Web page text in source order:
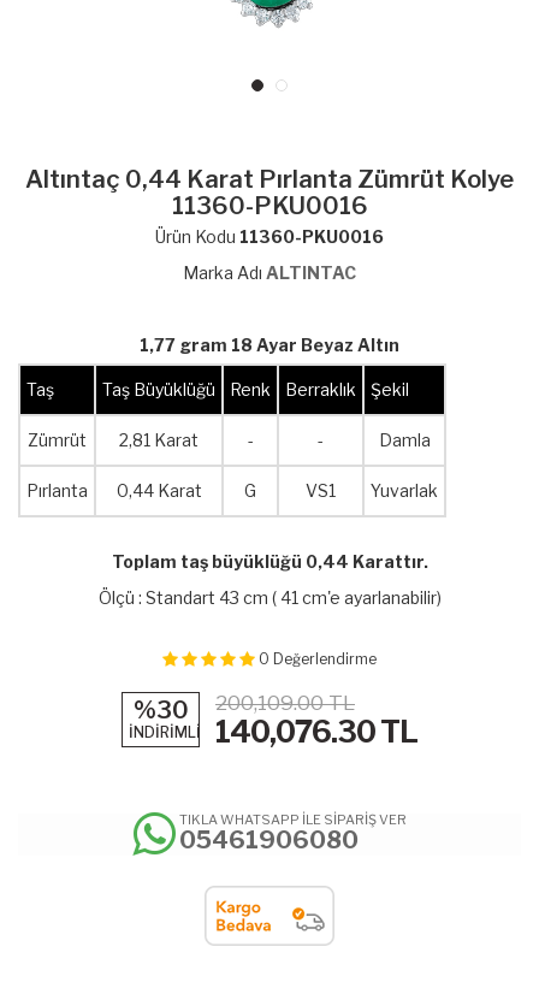
Altıntaç 0,44 Karat Pırlanta Zümrüt Kolye
11360-PKU0016
Ürün Kodu 11360-PKU0016
Marka Adı ALTINTAC
1,77 gram 18 Ayar Beyaz Altın
Taş Taş Büyüklüğü Renk Berraklık Şekil
Zümrüt 2,81 Karat - - Damla
Pırlanta 0,44 Karat G VS1 Yuvarlak
Toplam taş büyüklüğü 0,44 Karattır.
Ölçü : Standart 43 cm ( 41 cm'e ayarlanabilir)
0 Değerlendirme
%30
İNDİRİMLİ
200,109.00 TL
140,076.30TL
TIKLA WHATSAPP İLE SİPARİŞ VER
05461906080